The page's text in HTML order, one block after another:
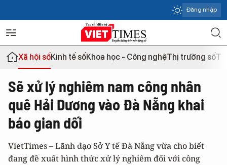
Đăng nhập
Xã hội sốKinh tế sốKhoa học - Công nghệThị trường số
Sẽ xử lý nghiêm nam công nhân
quê Hải Dương vào Đà Nẵng khai
báo gian dối
VietTimes – Lãnh đạo Sở Y tế Đà Nẵng vừa cho biết
đang đề xuất hình thức xử lý nghiêm đối với công